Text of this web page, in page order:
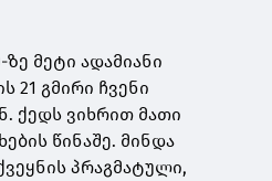
მეტი ადამიანი
21 გმირი ჩვენი
ქედს ვიხრით მათი
წინაშე. მინდა
პრაგმატული,